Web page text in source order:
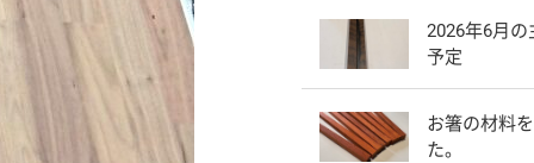
2026年6月
予定
お箸の材料
た。